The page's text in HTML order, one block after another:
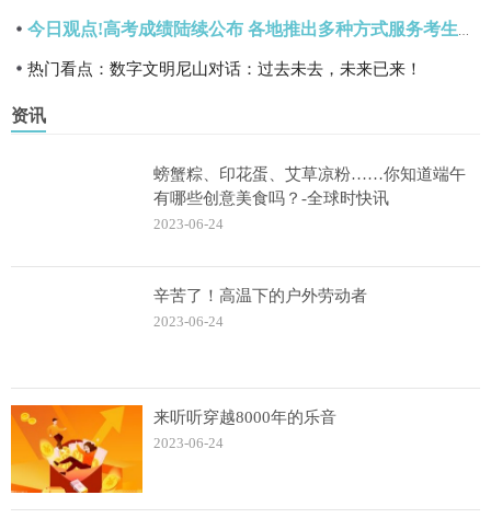
热门看点：数字文明尼山对话：过去未去，未来已来！
资讯
螃蟹粽、印花蛋、艾草凉粉……你知道端午
有哪些创意美食吗？-全球时快讯
2023-06-24
辛苦了！高温下的户外劳动者
2023-06-24
来听听穿越8000年的乐音
2023-06-24